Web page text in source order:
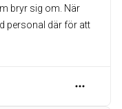
bryr sig om. När
personal där för att